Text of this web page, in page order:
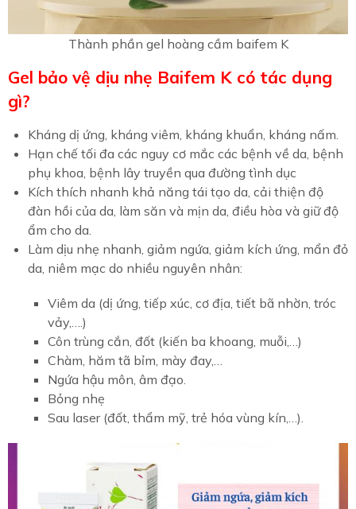
Thành phần gel hoàng cầm baifem K
Gel bảo vệ dịu nhẹ Baifem K có tác dụng
gì?
Kháng dị ứng, kháng viêm, kháng khuẩn, kháng nấm.
Hạn chế tối đa các nguy cơ mắc các bệnh về da, bệnh
phụ khoa, bệnh lây truyền qua đường tình dục
Kích thích nhanh khả năng tái tạo da, cải thiện độ
đàn hồi của da, làm săn và mịn da, điều hòa và giữ độ
ẩm cho da.
Làm dịu nhẹ nhanh, giảm ngứa, giảm kích ứng, mẩn đỏ
da, niêm mạc do nhiều nguyên nhân:
Viêm da (dị ứng, tiếp xúc, cơ địa, tiết bã nhờn, tróc
vảy,….)
Côn trùng cắn, đốt (kiến ba khoang, muỗi,…)
Chàm, hăm tã bỉm, mày đay,…
Ngứa hậu môn, âm đạo.
Bỏng nhẹ
Sau laser (đốt, thẩm mỹ, trẻ hóa vùng kín,…).